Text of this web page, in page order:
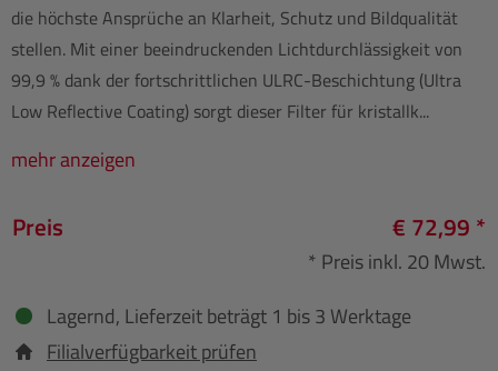
die höchste Ansprüche an Klarheit, Schutz und Bildqualität
stellen. Mit einer beeindruckenden Lichtdurchlässigkeit von
99,9 % dank der fortschrittlichen ULRC-Beschichtung (Ultra
Low Reflective Coating) sorgt dieser Filter für kristallk...
mehr anzeigen
Preis € 72,99 *
* Preis inkl. 20 Mwst.
Lagernd, Lieferzeit beträgt 1 bis 3 Werktage
Filialverfügbarkeit prüfen